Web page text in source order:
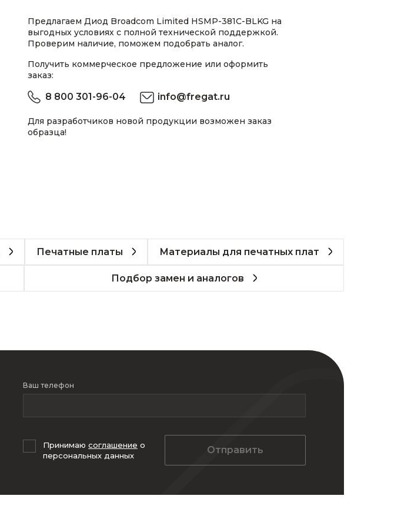
Предлагаем Диод Broadcom Limited HSMP-381C-BLKG на
выгодных условиях с полной технической поддержкой.
Проверим наличие, поможем подобрать аналог.
Получить коммерческое предложение или оформить
заказ:
8 800 301-96-04 info@fregat.ru
Для разработчиков новой продукции возможен заказ
образца!
Печатные платы Материалы для печатных плат
Подбор замен и аналогов
Ваш телефон
Принимаю соглашение о
персональных данных
Отправить